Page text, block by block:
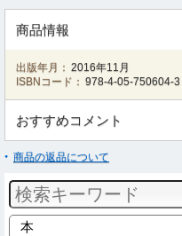
商品情報
出版年月： 2016年11月
ISBNコード： 978-4-05-750604-3
おすすめコメント
商品の返品について